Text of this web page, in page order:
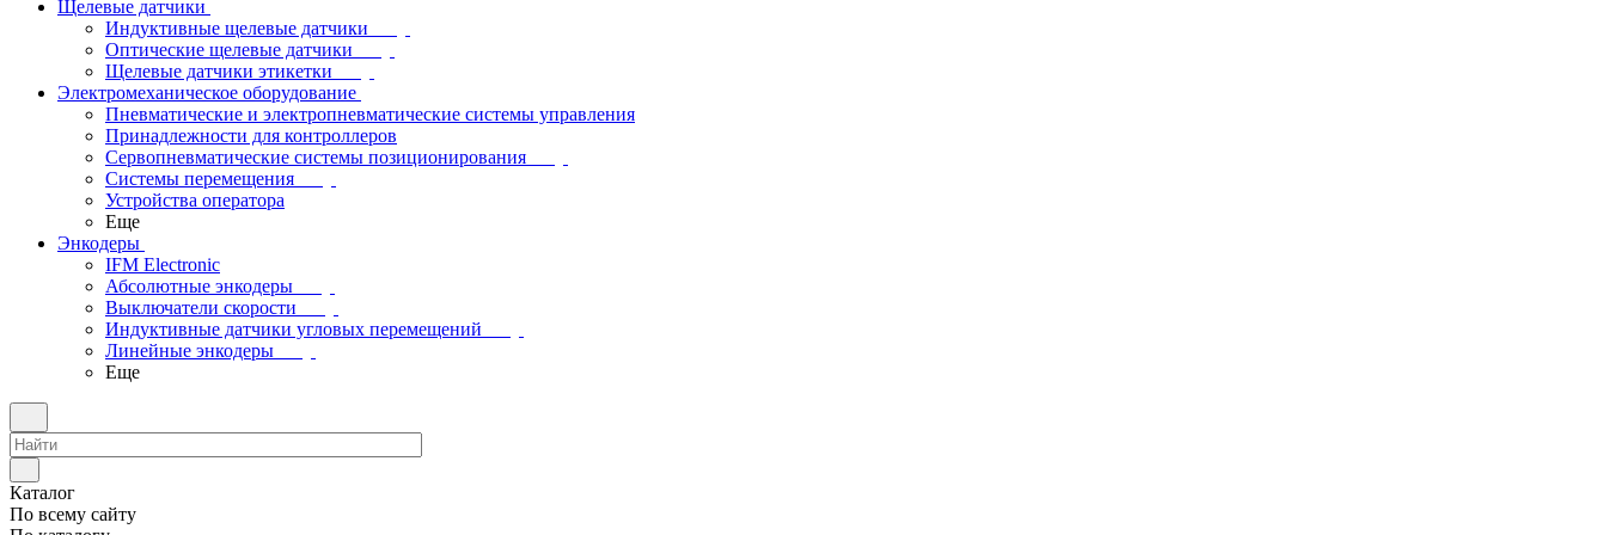
Щелевые датчики
Индуктивные щелевые датчики
Оптические щелевые датчики
Щелевые датчики этикетки
Электромеханическое оборудование
Пневматические и электропневматические системы управления
Принадлежности для контроллеров
Сервопневматические системы позиционирования
Системы перемещения
Устройства оператора
Еще
Энкодеры
IFM Electronic
Абсолютные энкодеры
Выключатели скорости
Индуктивные датчики угловых перемещений
Линейные энкодеры
Еще
Каталог
По всему сайту